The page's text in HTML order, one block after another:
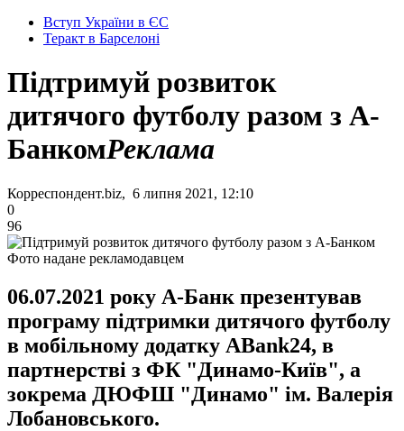
Вступ України в ЄС
Теракт в Барселоні
Підтримуй розвиток
дитячого футболу разом з А-
БанкомРеклама
Корреспондент.biz, 6 липня 2021, 12:10
0
96
Фото надане рекламодавцем
06.07.2021 року А-Банк презентував
програму підтримки дитячого футболу
в мобільному додатку ABank24, в
партнерстві з ФК "Динамо-Київ", а
зокрема ДЮФШ "Динамо" ім. Валерія
Лобановського.